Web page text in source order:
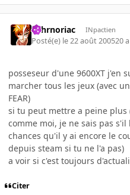
Tohrnoriac INpactien
Posté(e) le 22 août 200520 a
posseseur d'une 9600XT j'en
marcher tous les jeux (avec
FEAR)
si tu peut mettre a peine plus
comme moi, je ne sais pas
chances qu'il y ai encore le
depuis steam si tu ne l'a pas)
a voir si c'est toujours
Citer